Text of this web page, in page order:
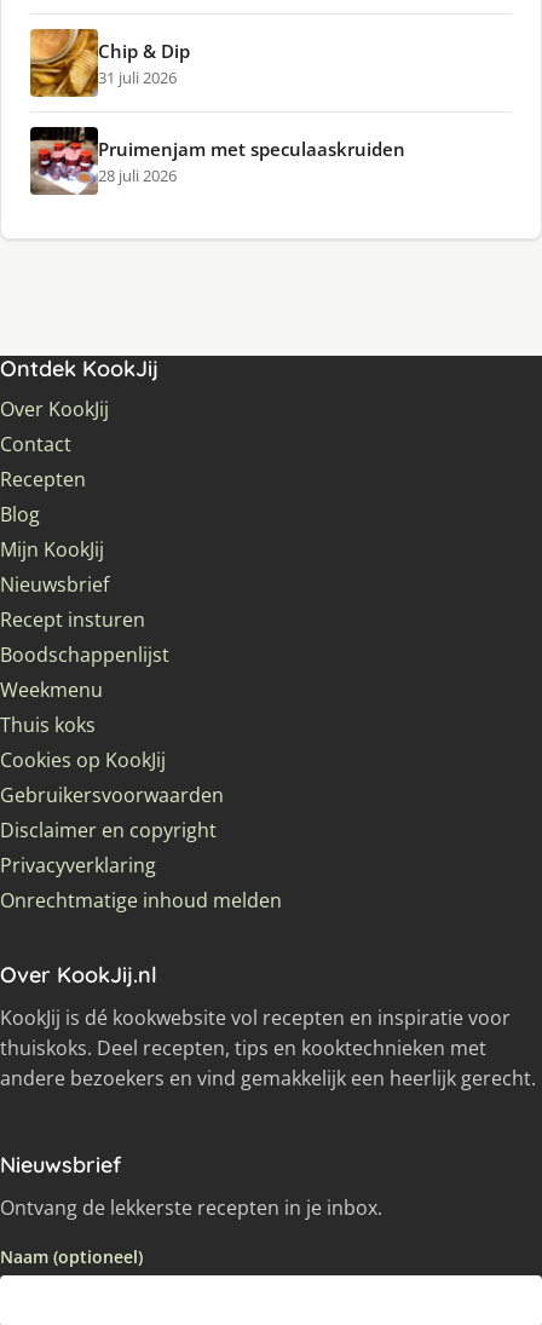
Chip & Dip
31 juli 2026
Pruimenjam met speculaaskruiden
28 juli 2026
Ontdek KookJij
Over KookJij
Contact
Recepten
Blog
Mijn KookJij
Nieuwsbrief
Recept insturen
Boodschappenlijst
Weekmenu
Thuis koks
Cookies op KookJij
Gebruikersvoorwaarden
Disclaimer en copyright
Privacyverklaring
Onrechtmatige inhoud melden
Over KookJij.nl
KookJij is dé kookwebsite vol recepten en inspiratie voor
thuiskoks. Deel recepten, tips en kooktechnieken met
andere bezoekers en vind gemakkelijk een heerlijk gerecht.
Nieuwsbrief
Ontvang de lekkerste recepten in je inbox.
Naam (optioneel)